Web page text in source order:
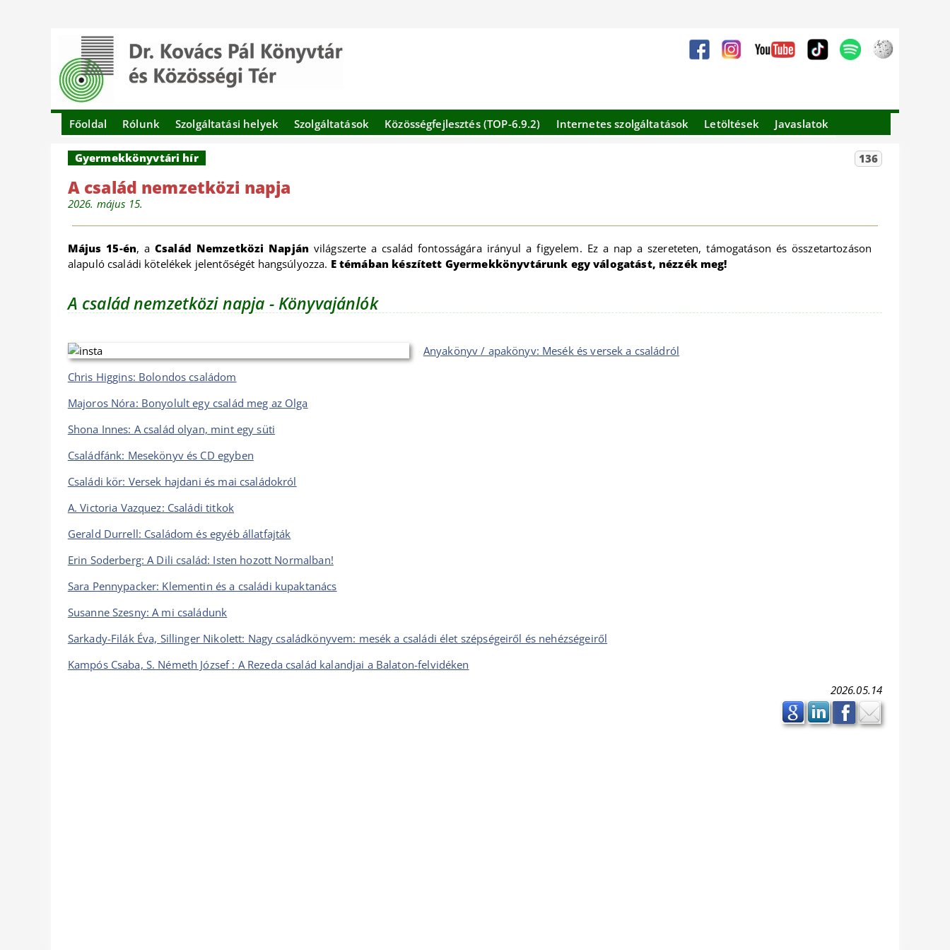
Főoldal Rólunk Szolgáltatási helyek Szolgáltatások Közösségfejlesztés (TOP-6.9.2) Internetes szolgáltatások Letöltések Javaslatok
136
Gyermekkönyvtári hír
A család nemzetközi napja
2026. május 15.
Május 15-én, aCsalád Nemzetközi Napjánvilágszerte a család fontosságára irányul a figyelem. Ez a nap a szereteten, támogatáson és összetartozáson
alapuló családi kötelékek jelentőségét hangsúlyozza. E témában készített Gyermekkönyvtárunk egy válogatást, nézzék meg!
A család nemzetközi napja - Könyvajánlók
Anyakönyv / apakönyv: Mesék és versek a családról
Chris Higgins: Bolondos családom
Majoros Nóra: Bonyolult egy család meg az Olga
Shona Innes: A család olyan, mint egy süti
Családfánk: Mesekönyv és CD egyben
Családi kör: Versek hajdani és mai családokról
A. Victoria Vazquez: Családi titkok
Gerald Durrell: Családom és egyéb állatfajták
Erin Soderberg: A Dili család: Isten hozott Normalban!
Sara Pennypacker: Klementin és a családi kupaktanács
Susanne Szesny: A mi családunk
Sarkady-Filák Éva, Sillinger Nikolett: Nagy családkönyvem: mesék a családi élet szépségeiről és nehézségeiről
Kampós Csaba, S. Németh József : A Rezeda család kalandjai a Balaton-felvidéken
2026.05.14